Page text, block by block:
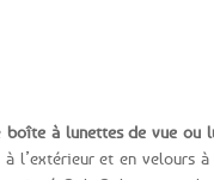
boîte à lunettes de vue ou
à l’extérieur et en velours